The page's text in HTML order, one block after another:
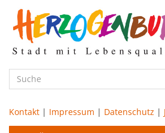
zum
Hauptinhalt
Kontakt | Impressum | Datenschutz |